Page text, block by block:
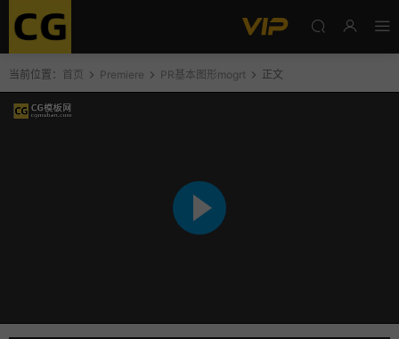
当前位置： 首页 Premiere PR基本图形mogrt 正文